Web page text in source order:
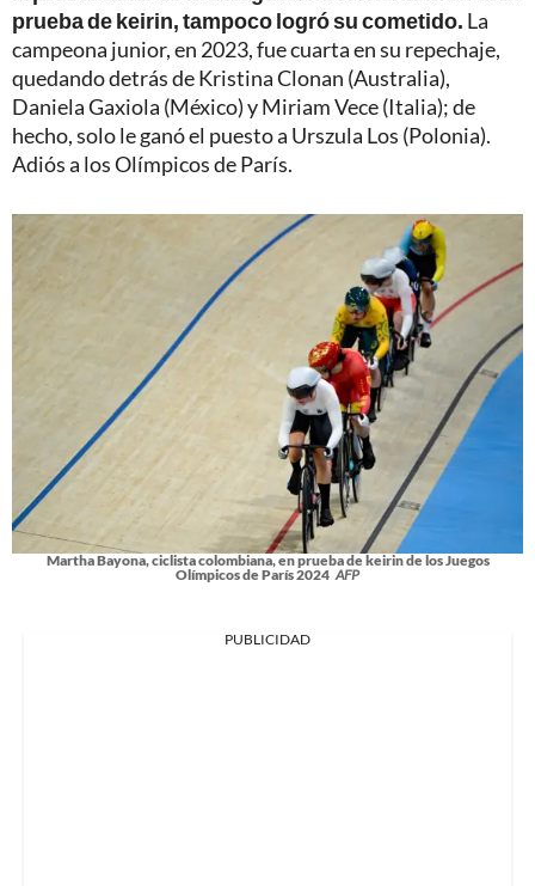
prueba de keirin, tampoco logró su cometido. La
campeona junior, en 2023, fue cuarta en su repechaje,
quedando detrás de Kristina Clonan (Australia),
Daniela Gaxiola (México) y Miriam Vece (Italia); de
hecho, solo le ganó el puesto a Urszula Los (Polonia).
Adiós a los Olímpicos de París.
Martha Bayona, ciclista colombiana, en prueba de keirin de los Juegos
Olímpicos de París 2024 AFP
PUBLICIDAD